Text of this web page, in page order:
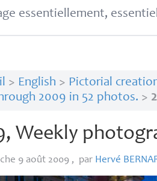
essentiellement,
> English > Pictorial
2009 in 52 photos. >
Weekly
9 août 2009 , par Hervé